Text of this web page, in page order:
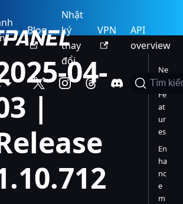
Blog
Nhật
ký
thay
đổi
VPN
API
overview
Tìm
04-
|
Ne
w
Fe
at
ur
es
En
ha
nc
e
m